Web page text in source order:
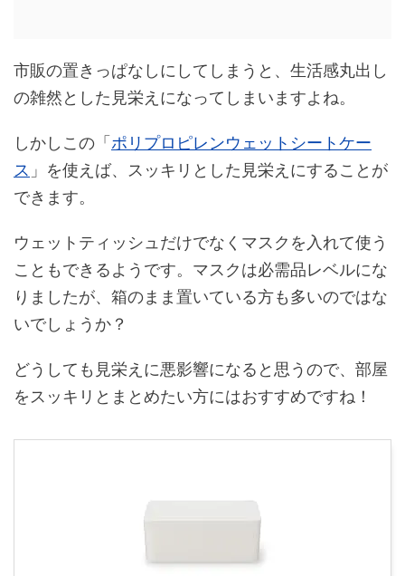
市販の置きっぱなしにしてしまうと、生活感丸出し
の雑然とした見栄えになってしまいますよね。
しかしこの「 ポリプロピレンウェットシートケー
ス 」を使えば、スッキリとした見栄えにすることが
できます。
ウェットティッシュだけでなくマスクを入れて使う
こともできるようです。マスクは必需品レベルにな
りましたが、箱のまま置いている方も多いのではな
いでしょうか？
どうしても見栄えに悪影響になると思うので、部屋
をスッキリとまとめたい方にはおすすめですね！